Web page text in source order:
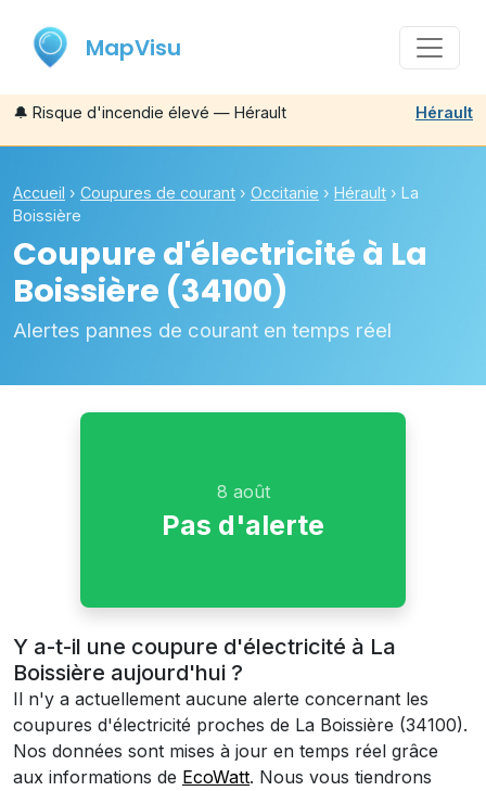
MapVisu
🔔 Risque d'incendie élevé — Hérault Hérault
Accueil › Coupures de courant › Occitanie › Hérault › La
Boissière
Coupure d'électricité à La
Boissière (34100)
Alertes pannes de courant en temps réel
8 août
Pas d'alerte
Y a-t-il une coupure d'électricité à La
Boissière aujourd'hui ?
Il n'y a actuellement aucune alerte concernant les
coupures d'électricité proches de La Boissière (34100).
Nos données sont mises à jour en temps réel grâce
aux informations de EcoWatt. Nous vous tiendrons